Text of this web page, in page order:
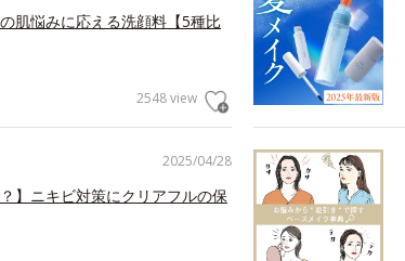
肌悩みに応える洗顔料【5種比
2548 view
2025/04/28
】ニキビ対策にクリアフルの保